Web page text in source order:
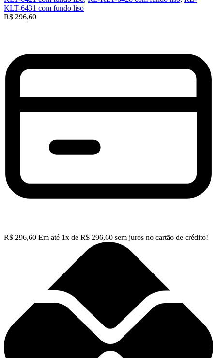
KLT-6431 com fundo liso
R$ 296,60
R$ 296,60 Em até 1x de R$ 296,60 sem juros no cartão de crédito!